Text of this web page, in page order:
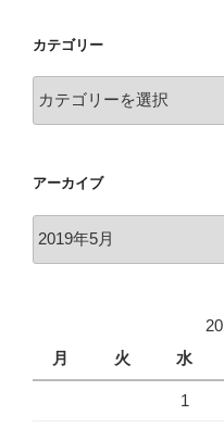
カテゴリー
テ
ー
アーカイブ
月
火 水
1